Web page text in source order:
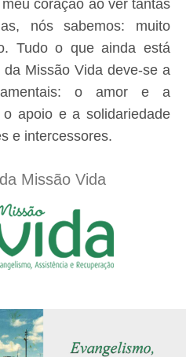
coração ao ver tantas
nós sabemos: muito
Tudo o que ainda está
Missão Vida deve-se a
o amor e a
apoio e a solidariedade
e intercessores.
Missão Vida